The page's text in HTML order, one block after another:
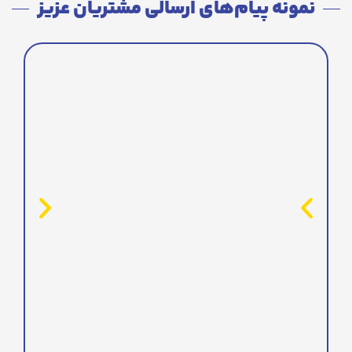
نمونه پیام‌های ارسالی مشتریان عزیز